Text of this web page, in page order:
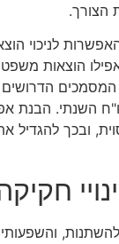
הצורך.
לניכוי
הוצאות
השנתי. הבנת
ובכך להגדיל
להשתנות,